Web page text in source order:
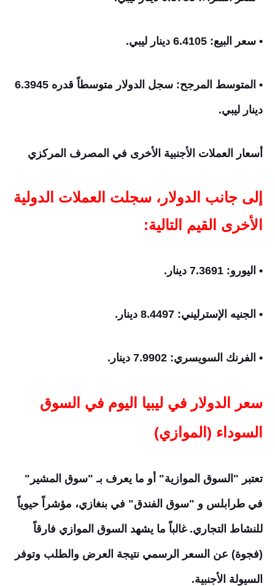
• سعر البيع: 6.4105 دينار ليبي.
• المتوسط المرجح: سجل الدولار متوسطاً قدره 6.3945
دينار ليبي.
أسعار العملات الأجنبية الأخرى في المصرف المركزي
إلى جانب الدولار، سجلت العملات الدولية
الأخرى القيم التالية:
• اليورو: 7.3691 دينار.
• الجنيه الإسترليني: 8.4497 دينار.
• الفرنك السويسري: 7.9902 دينار.
سعر الدولار في ليبيا اليوم في السوق
السوداء (الموازي)
تعتبر "السوق الموازية" أو ما يعرف بـ "سوق المشير"
في طرابلس و "سوق الفندق" في بنغازي، مؤشراً حيوياً
للنشاط التجاري. غالباً ما يشهد السوق الموازي فارقاً
(فجوة) عن السعر الرسمي نتيجة العرض والطلب وتوفر
السيولة الأجنبية.